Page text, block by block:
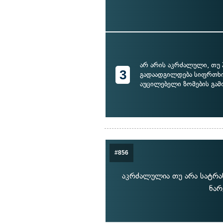
3
არ არის აკრძალული, თუ
გადაადგილდება
აუცილებელი ზომების
#856
აკრძალულია თუ არა